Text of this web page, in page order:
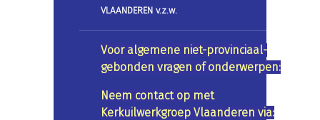
VLAANDEREN v.z.w.
Voor algemene niet-provinciaal-
gebonden vragen of onderwerpen:
Neem contact op met
Kerkuilwerkgroep Vlaanderen via: